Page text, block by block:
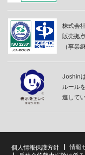
株式会
販売拠
（事業
Joshin
ルール
進して
個人情報保護方針 情報